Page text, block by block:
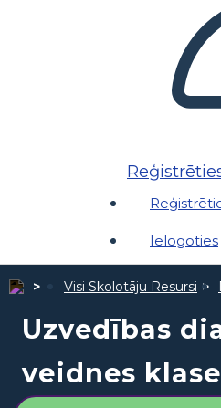
Ielogoties
Visi Skolotāju Resursi
Uzvedības
veidnes